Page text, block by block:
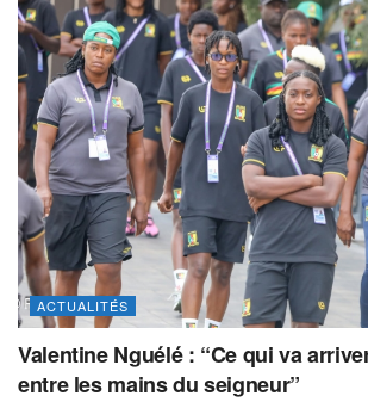
ACTUALITÉS
Valentine Nguélé : “Ce qui va
entre les mains du seigneur”